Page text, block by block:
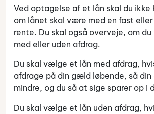
Ved optagelse af et lån skal du ikke
om lånet skal være med en fast eller
rente. Du skal også overveje, om
med eller uden afdrag.
Du skal vælge et lån med afdrag,
afdrage på din gæld løbende, så
mindre, og du så at sige sparer op i
Du skal vælge et lån uden afdrag,